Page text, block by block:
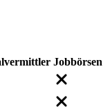
Jobbörsen